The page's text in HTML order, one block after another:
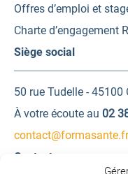
Offres d’emploi et
Charte d’engagement
Siège social
50 rue Tudelle - 45100
À votre écoute au 02
contact@formasante.fr
Contactez-nous